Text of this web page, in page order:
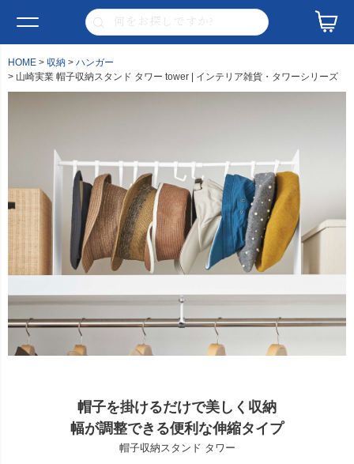
HOME 収納
ハンガー
山崎実業 帽子収納スタンド タワー tower | インテリア雑貨・タワーシリーズ
帽子を掛けるだけで美しく収納
幅が調整できる便利な伸縮タイプ
帽子収納スタンド タワー